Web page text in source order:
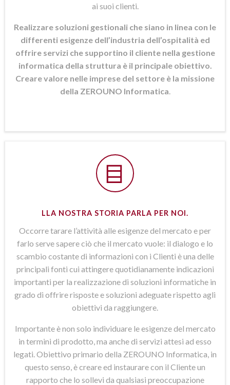
ai suoi clienti.
Realizzare soluzioni gestionali che siano in linea con le
differenti esigenze dell’industria dell’ospitalità ed
offrire servizi che supportino il cliente nella gestione
informatica della struttura è il principale obiettivo.
Creare valore nelle imprese del settore è la missione
della ZEROUNO Informatica
LLA NOSTRA STORIA PARLA PER NOI.
Occorre tarare l’attività alle esigenze del mercato e per
farlo serve sapere ciò che il mercato vuole: il dialogo e lo
scambio costante di informazioni con i Clienti è una delle
principali fonti cui attingere quotidianamente indicazioni
importanti per la realizzazione di soluzioni informatiche in
grado di offrire risposte e soluzioni adeguate rispetto agli
obiettivi da raggiungere.
Importante è non solo individuare le esigenze del mercato
in termini di prodotto, ma anche di servizi attesi ad esso
legati. Obiettivo primario della ZEROUNO Informatica, in
questo senso, è creare ed instaurare con il Cliente un
rapporto che lo sollevi da qualsiasi preoccupazione